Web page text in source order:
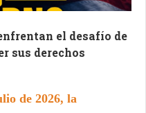
el desafío de
sus derechos
de 2026, la